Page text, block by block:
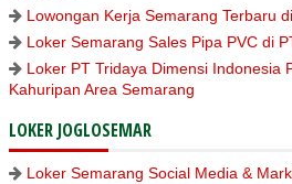
Lowongan Kerja Semarang Terbaru
Loker Semarang Sales Pipa PVC di
Loker PT Tridaya Dimensi Indonesia
Kahuripan Area Semarang
LOKER JOGLOSEMAR
Loker Semarang Social Media &